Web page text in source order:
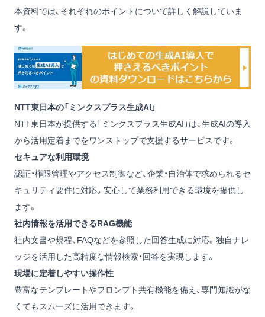
本資料では、それぞれのポイントについて詳しく解説していま
す。
NTT東日本の「ミンクスプラス生成AI」
NTT東日本が提供する「ミンクスプラス生成AI」は、生成AIの導入
から活用定着までをワンストップで支援するサービスです。
セキュアな利用環境
認証・権限管理やアクセス制御など、企業・自治体で求められるセ
キュリティ要件に対応。安心して業務利用できる環境を提供し
ます。
社内情報を活用できるRAG機能
社内文書や規程、FAQなどを参照した回答生成に対応。独自ナレ
ッジを活用した高精度な情報検索・回答を実現します。
現場に定着しやすい操作性
豊富なテンプレートやプロンプト共有機能を備え、専門知識がな
くてもスムーズに活用できます。